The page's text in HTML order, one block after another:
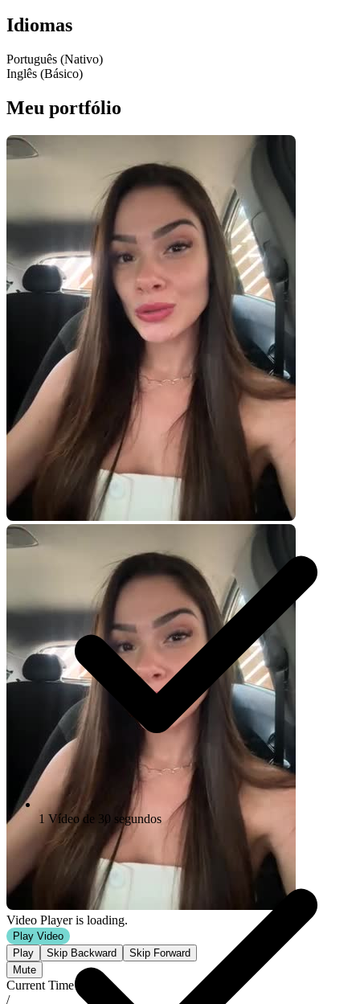
Idiomas
Português (Nativo)
Inglês (Básico)
Meu portfólio
Video Player is loading.
Play Video
Play
Skip Backward
Skip Forward
Mute
Current Time
/
Pacotes UGC
Você recebe o arquivo para usar em qualquer canal.
30 segundos
R$
por pedido
1 Vídeo de 30 segundos